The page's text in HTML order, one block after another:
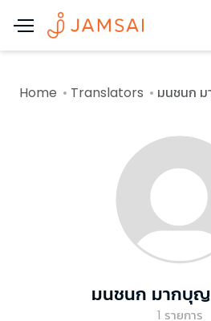
Home Translators มนชนก
มนชนก มากบุญ
1 รายการ